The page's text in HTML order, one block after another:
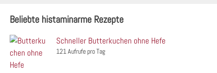
Beliebte histaminarme Rezepte
Schneller Butterkuchen ohne Hefe
121 Aufrufe pro Tag